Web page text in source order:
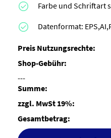
Farbe und Schriftart
Datenformat:
Preis Nutzungsrechte:
Shop-Gebühr:
---
Summe:
zzgl. MwSt 19%:
Gesamtbetrag: